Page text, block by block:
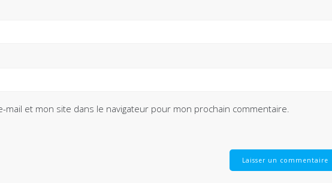
mail et mon site dans le navigateur pour mon prochain commentaire.